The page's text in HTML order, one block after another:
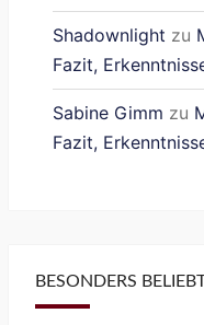
Shadownlight zu
Fazit,
Sabine Gimm zu
Fazit,
BESONDERS